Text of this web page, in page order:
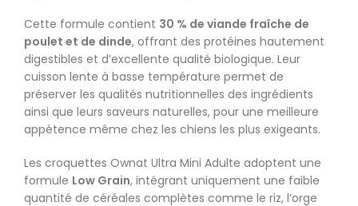
Cette formule contient 30 % de viande fraîche de
poulet et de dinde, offrant des protéines hautement
digestibles et d’excellente qualité biologique. Leur
cuisson lente à basse température permet de
préserver les qualités nutritionnelles des ingrédients
ainsi que leurs saveurs naturelles, pour une meilleure
appétence même chez les chiens les plus exigeants.
Les croquettes Ownat Ultra Mini Adulte adoptent une
formule Low Grain, intégrant uniquement une faible
quantité de céréales complètes comme le riz, l’orge